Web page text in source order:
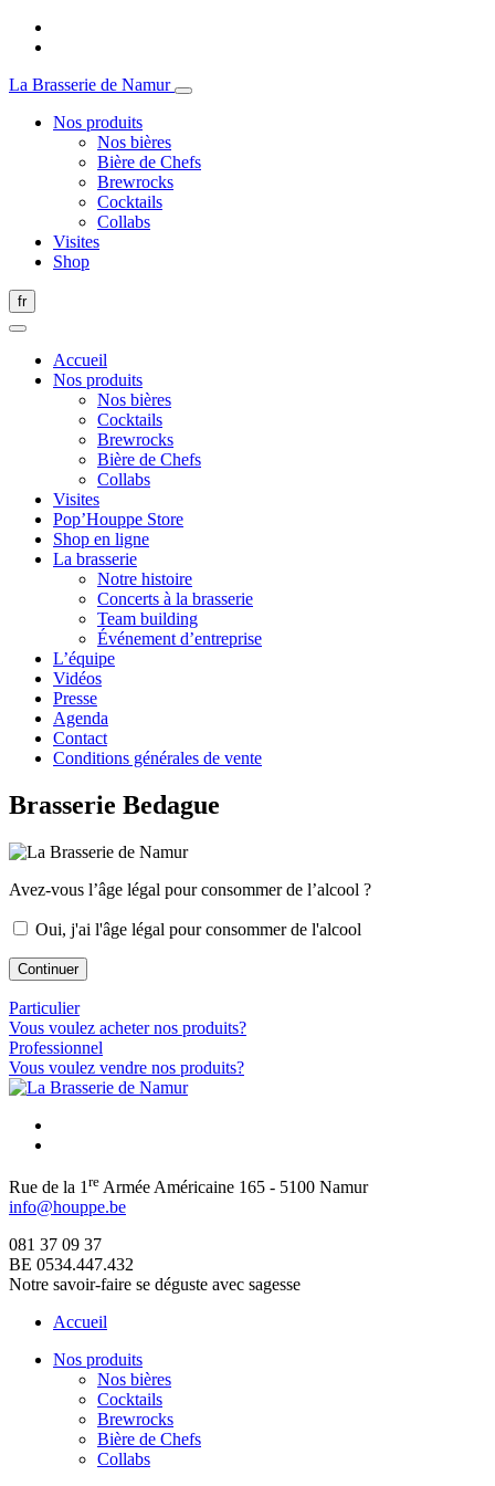
La Brasserie de Namur
Nos produits
Nos bières
Bière de Chefs
Brewrocks
Cocktails
Collabs
Visites
Shop
fr
Accueil
Nos produits
Nos bières
Cocktails
Brewrocks
Bière de Chefs
Collabs
Visites
Pop’Houppe Store
Shop en ligne
La brasserie
Notre histoire
Concerts à la brasserie
Team building
Événement d’entreprise
L’équipe
Vidéos
Presse
Agenda
Contact
Conditions générales de vente
Brasserie Bedague
Avez-vous l’âge légal pour consommer de l’alcool ?
Oui, j'ai l'âge légal pour consommer de l'alcool
Continuer
Particulier
Vous voulez acheter nos produits?
Professionnel
Vous voulez vendre nos produits?
Rue de la 1 re Armée Américaine 165 - 5100 Namur
info@houppe.be
081 37 09 37
BE 0534.447.432
Notre savoir-faire se déguste avec sagesse
Accueil
Nos produits
Nos bières
Cocktails
Brewrocks
Bière de Chefs
Collabs